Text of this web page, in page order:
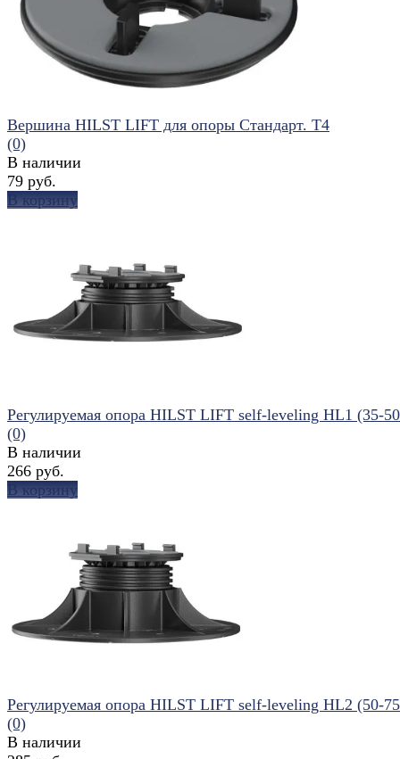
сравнить
Вершина HILST LIFT для опоры Стандарт. Т4
(0)
В наличии
79 руб.
В корзину
сравнить
Регулируемая опора HILST LIFT self-leveling HL1 (35-
(0)
В наличии
266 руб.
В корзину
Регулируемая опора HILST LIFT self-leveling HL2 (50-
(0)
В наличии